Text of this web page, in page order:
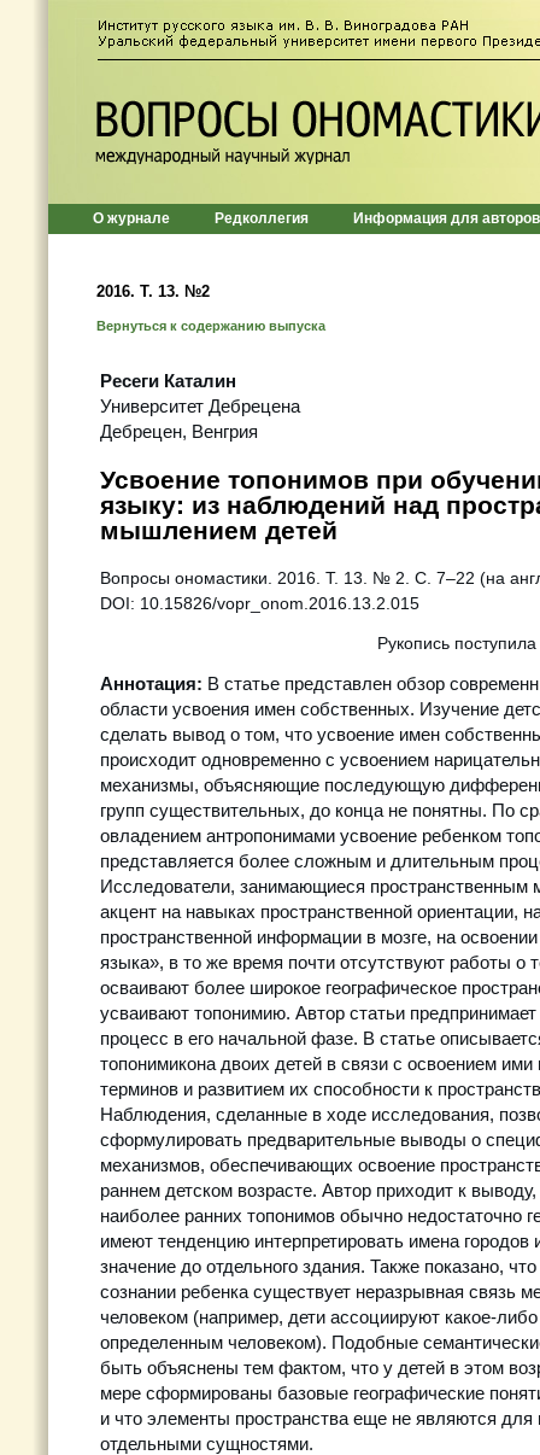
О журнале Редколлегия Информация для авторов
2016. Т. 13. №2
Вернуться к содержанию выпуска
Ресеги Каталин
Университет Дебрецена
Дебрецен, Венгрия
Усвоение топонимов при
языку: из наблюдений над
мышлением детей
Вопросы ономастики. 2016. Т. 13. № 2. C. 7–22 (на
DOI: 10.15826/vopr_onom.2016.13.2.015
Рукопись
Аннотация: В статье представлен обзор
области усвоения имен собственных. Изучение
сделать вывод о том, что усвоение имен
происходит одновременно с усвоением
механизмы, объясняющие последующую
групп существительных, до конца не понятны. По
овладением антропонимами усвоение ребенком
представляется более сложным и длительным
Исследователи, занимающиеся
акцент на навыках пространственной ориентации,
пространственной информации в мозге, на освоении
языка», в то же время почти отсутствуют работы о
осваивают более широкое географическое
усваивают топонимию. Автор статьи предпринимает
процесс в его начальной фазе. В статье
топонимикона двоих детей в связи с освоением ими
терминов и развитием их способности к
Наблюдения, сделанные в ходе исследования,
сформулировать предварительные выводы о
механизмов, обеспечивающих освоение
раннем детском возрасте. Автор приходит к
наиболее ранних топонимов обычно недостаточно
имеют тенденцию интерпретировать имена городов
значение до отдельного здания. Также показано,
сознании ребенка существует неразрывная связь
человеком (например, дети ассоциируют какое-
определенным человеком). Подобные
быть объяснены тем фактом, что у детей в этом
мере сформированы базовые географические
и что элементы пространства еще не являются для
отдельными сущностями.